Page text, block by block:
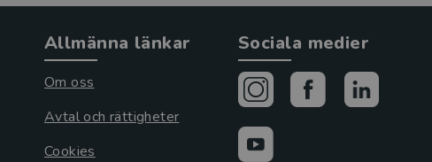
Allmänna länkar
Om oss
Avtal och rättigheter
Cookies
Sociala medier